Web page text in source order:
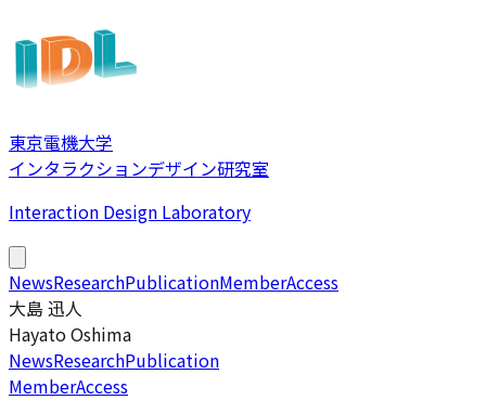
東京電機大学
インタラクションデザイン研究室
Interaction Design Laboratory
NewsResearchPublicationMemberAccess
大島 迅人
Hayato Oshima
NewsResearchPublication
MemberAccess